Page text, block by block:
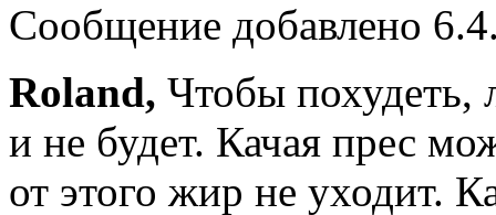
Сообщение добавлено
Roland, Чтобы похудеть,
и не будет. Качая прес
от этого жир не уходит.